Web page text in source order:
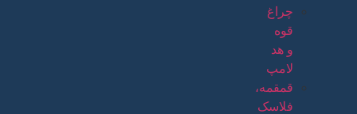
چراغ
قوه
و هد
لامپ
قمقمه،
فلاسک